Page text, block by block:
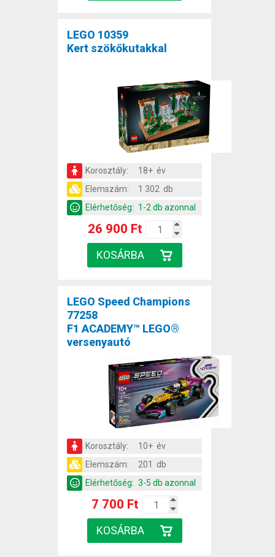
LEGO 10359
Kert szökőkutakkal
Korosztály:
18+ év
Elemszám:
1 302 db
Elérhetőség: 1-2 db azonnal
26 900 Ft
LEGO Speed Champions
77258
F1 ACADEMY™ LEGO®
versenyautó
Korosztály:
10+ év
Elemszám:
201 db
Elérhetőség: 3-5 db azonnal
7 700 Ft